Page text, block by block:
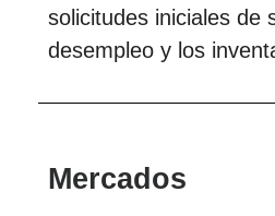
solicitudes iniciales de
desempleo y los
Mercados